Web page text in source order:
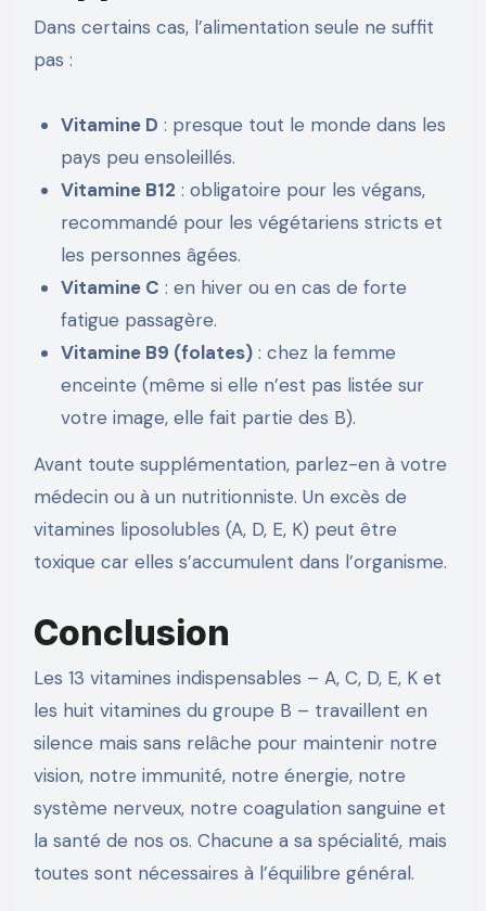
Dans certains cas, l’alimentation seule ne suffit
pas :
Vitamine D : presque tout le monde dans les
pays peu ensoleillés.
Vitamine B12 : obligatoire pour les végans,
recommandé pour les végétariens stricts et
les personnes âgées.
Vitamine C : en hiver ou en cas de forte
fatigue passagère.
Vitamine B9 (folates) : chez la femme
enceinte (même si elle n’est pas listée sur
votre image, elle fait partie des B).
Avant toute supplémentation, parlez-en à votre
médecin ou à un nutritionniste. Un excès de
vitamines liposolubles (A, D, E, K) peut être
toxique car elles s’accumulent dans l’organisme.
Conclusion
Les 13 vitamines indispensables – A, C, D, E, K et
les huit vitamines du groupe B – travaillent en
silence mais sans relâche pour maintenir notre
vision, notre immunité, notre énergie, notre
système nerveux, notre coagulation sanguine et
la santé de nos os. Chacune a sa spécialité, mais
toutes sont nécessaires à l’équilibre général.